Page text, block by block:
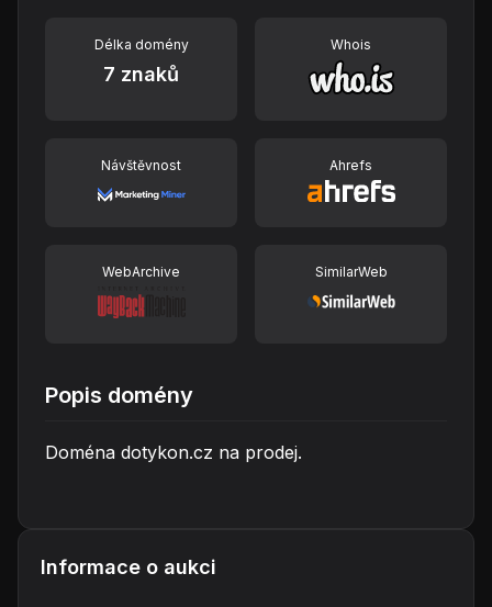
Délka domény
7 znaků
Whois
Návštěvnost Ahrefs
WebArchive SimilarWeb
Popis domény
Doména dotykon.cz na prodej.
Informace o aukci